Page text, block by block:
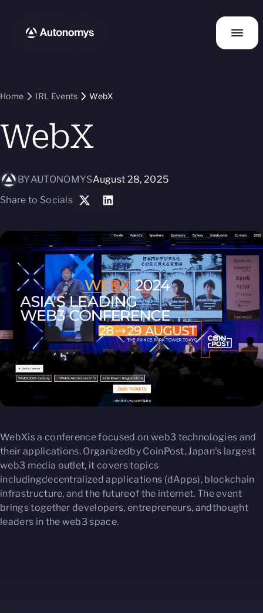
Home IRL Events WebX
WebX
BYAUTONOMYSAugust 28, 2025
Share to Socials
WebXis a conference focused on web3 technologies and
their applications. Organizedby CoinPost, Japan's largest
web3 media outlet, it covers topics
includingdecentralized applications (dApps), blockchain
infrastructure, and the futureof the internet. The event
brings together developers, entrepreneurs, andthought
leaders in the web3 space.